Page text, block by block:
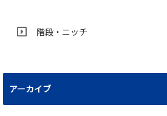
階段・ニッチ
アーカイブ